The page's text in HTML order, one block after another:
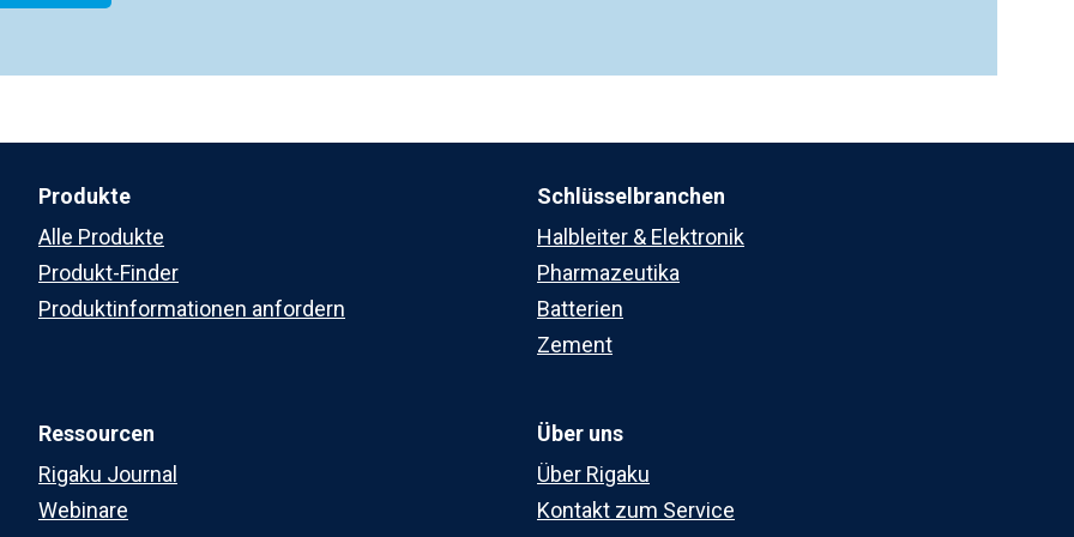
Produkte
Alle Produkte
Produkt-Finder
Produktinformationen anfordern
Schlüsselbranchen
Halbleiter & Elektronik
Pharmazeutika
Batterien
Zement
Ressourcen
Rigaku Journal
Webinare
Über uns
Über Rigaku
Kontakt zum Service